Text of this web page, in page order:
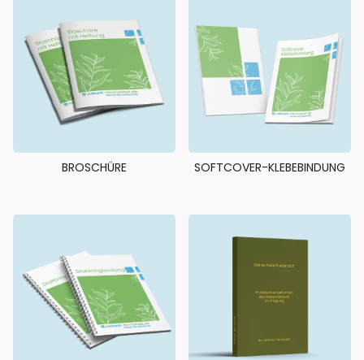
BROSCHÜRE SOFTCOVER-KLEBEBINDUNG